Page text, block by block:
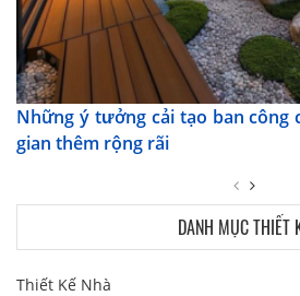
Những ý tưởng cải tạo ban công
gian thêm rộng rãi
DANH MỤC THIẾT
Thiết Kế Nhà